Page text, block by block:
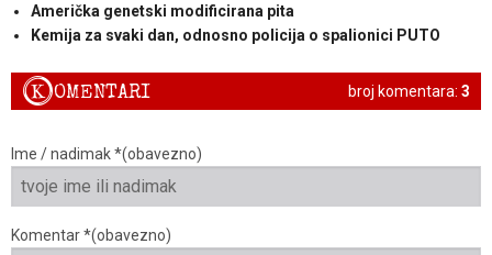
Američka genetski modificirana pita
Kemija za svaki dan, odnosno policija o spalionici PUTO
broj komentara: 3
KOMENTARI
Ime / nadimak *(obavezno)
Komentar *(obavezno)